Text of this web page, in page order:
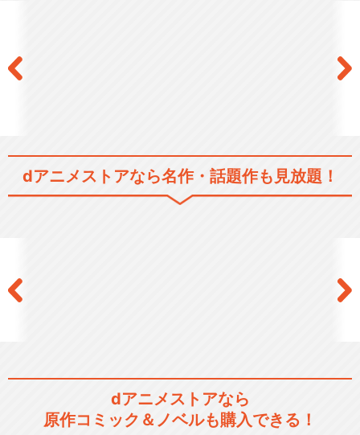
dアニメストアなら名作・話題作も見放題！
dアニメストアなら
原作コミック＆ノベルも購入できる！